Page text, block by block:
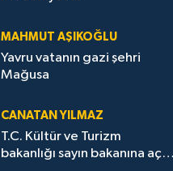
MAHMUT AŞIKOĞLU
Yavru vatanın gazi şehri
Mağusa
CANATAN YILMAZ
T.C. Kültür ve Turizm
bakanlığı sayın bakanına açık